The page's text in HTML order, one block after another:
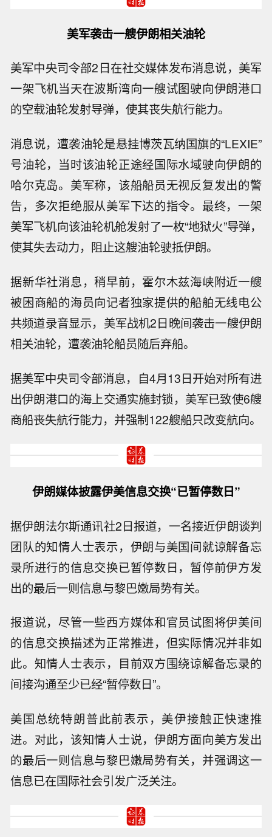
美军袭击一艘伊朗相关油轮
美军中央司令部2日在社交媒体发布消息说，美军
一架飞机当天在波斯湾向一艘试图驶向伊朗港口
的空载油轮发射导弹，使其丧失航行能力。
消息说，遭袭油轮是悬挂博茨瓦纳国旗的“LEXIE”
号油轮，当时该油轮正途经国际水域驶向伊朗的
哈尔克岛。美军称，该船船员无视反复发出的警
告，多次拒绝服从美军下达的指令。最终，一架
美军飞机向该油轮机舱发射了一枚“地狱火”导弹，
使其失去动力，阻止这艘油轮驶抵伊朗。
据新华社消息，稍早前，霍尔木兹海峡附近一艘
被困商船的海员向记者独家提供的船舶无线电公
共频道录音显示，美军战机2日晚间袭击一艘伊朗
相关油轮，遭袭油轮船员随后弃船。
据美军中央司令部消息，自4月13日开始对所有进
出伊朗港口的海上交通实施封锁，美军已致使6艘
商船丧失航行能力，并强制122艘船只改变航向。
伊朗媒体披露伊美信息交换“已暂停数日”
据伊朗法尔斯通讯社2日报道，一名接近伊朗谈判
团队的知情人士表示，伊朗与美国间就谅解备忘
录所进行的信息交换已暂停数日，暂停前伊方发
出的最后一则信息与黎巴嫩局势有关。
报道说，尽管一些西方媒体和官员试图将伊美间
的信息交换描述为正常推进，但实际情况并非如
此。知情人士表示，目前双方围绕谅解备忘录的
间接沟通至少已经“暂停数日”。
美国总统特朗普此前表示，美伊接触正快速推
进。对此，该知情人士说，伊朗方面向美方发出
的最后一则信息与黎巴嫩局势有关，并强调这一
信息已在国际社会引发广泛关注。